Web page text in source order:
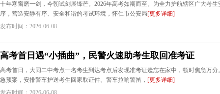
十年寒窗磨一剑，今朝试剑展锋芒。2026年高考如期而至。为全力护航辖区广大考
序，营造安静有序、安全和谐的考试环境，怀仁市公安局[更多详细]
发布时间：2026-06-08
高考首日遇“小插曲”，民警火速助考生取回准考证
高考首日，大同二中考点一名考生到达考点后发现准考证遗忘在家中，顿时焦急万
急预案，安排警车护送考生回家取证件。警车拉响警笛， [更多详细]
发布时间：2026-06-08